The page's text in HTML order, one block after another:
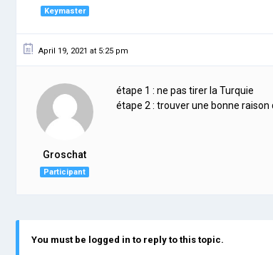
Keymaster
April 19, 2021 at 5:25 pm
Groschat
Participant
étape 1 : ne pas tirer la Turquie
étape 2 : trouver une bonne raison
You must be logged in to reply to this topic.